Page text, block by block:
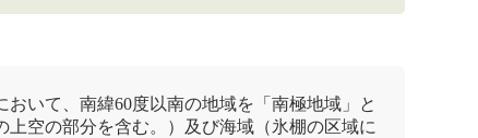
おいて、南緯60度以南の地域を「南極地域」と
上空の部分を含む。）及び海域（氷棚の区域に